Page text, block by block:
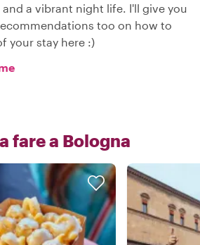
a vibrant night life. I'll give you
too on how to
your stay here :)
fare a Bologna